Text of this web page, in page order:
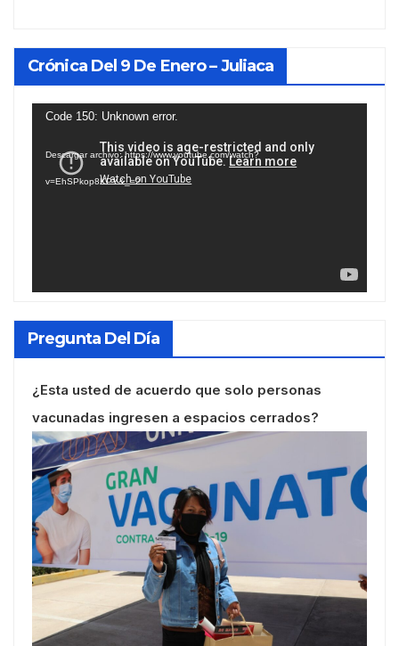
Crónica Del 9 De Enero – Juliaca
Reproductor
vídeo
Code 150: Unknown error.
Descargar archivo: https://www.youtube.com/watch?
v=EhSPkop8KPY&_=2
Pregunta Del Día
¿Esta usted de acuerdo que solo personas
vacunadas ingresen a espacios cerrados?